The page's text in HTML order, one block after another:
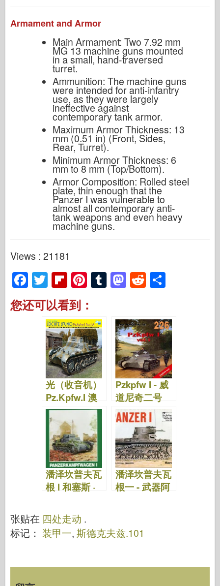
Armament and Armor
Main Armament: Two 7.92 mm
MG 13 machine guns mounted
in a small, hand-traversed
turret.
Ammunition: The machine guns
were intended for anti-infantry
use, as they were largely
ineffective against
contemporary tank armor.
Maximum Armor Thickness: 13
mm (0.51 in) (Front, Sides,
Rear, Turret).
Minimum Armor Thickness: 6
mm to 8 mm (Top/Bottom).
Armor Composition: Rolled steel
plate, thin enough that the
Panzer I was vulnerable to
almost all contemporary anti-
tank weapons and even heavy
machine guns.
Views : 21181
F
a
c
T
wi
tt
er
Fl
ip
b
o
ar
d
Pi
nt
er
e
st
T
u
bl
M
a
o
d
o
n
R
e
di
t
e
您还可以看到：
光（收音机）
Pz.Kpfw.I 澳
大利亚 - DML
6591
Pzkpfw I - 威
道尼奇二号
226
潘泽坎普夫瓦
根 I 和塞斯 ·
芬阿森纳桑德
班德 48
潘泽坎普夫瓦
根一 - 武器阿
张贴在 四处走动 .
标记： 装甲一, 斯德克夫兹.101